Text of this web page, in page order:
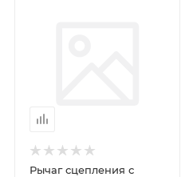
Рычаг сцепления с